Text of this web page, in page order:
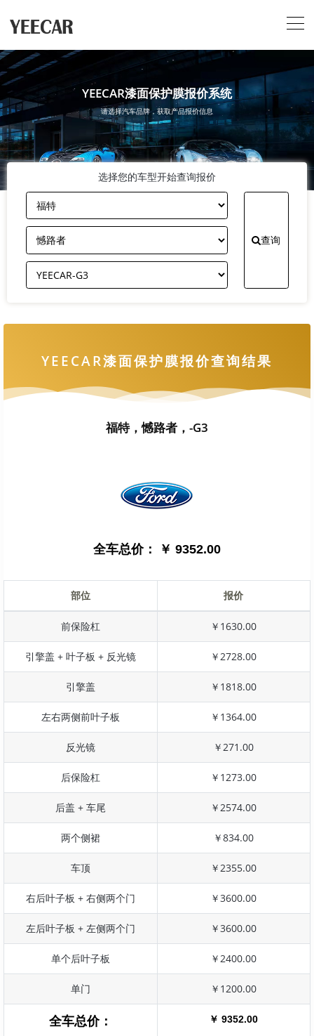
YEECAR漆面保护膜报价系统
请选择汽车品牌，获取产品报价信息
选择您的车型开始查询报价
查询
YEECAR漆面保护膜报价查询结果
福特，憾路者，-G3
全车总价： ￥ 9352.00
部位 报价
前保险杠 ￥1630.00
引擎盖 + 叶子板 + 反光镜 ￥2728.00
引擎盖 ￥1818.00
左右两侧前叶子板 ￥1364.00
反光镜 ￥271.00
后保险杠 ￥1273.00
后盖 + 车尾 ￥2574.00
两个侧裙 ￥834.00
车顶 ￥2355.00
右后叶子板 + 右侧两个门 ￥3600.00
左后叶子板 + 左侧两个门 ￥3600.00
单个后叶子板 ￥2400.00
单门 ￥1200.00
全车总价： ￥ 9352.00